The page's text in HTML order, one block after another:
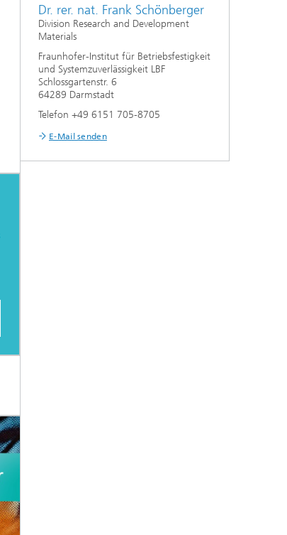
Dr. rer. nat. Frank Schönberger
Division Research and Development
Materials
Fraunhofer-Institut für Betriebsfestigkeit
und Systemzuverlässigkeit LBF
Schlossgartenstr. 6
64289 Darmstadt
Telefon +49 6151 705-8705
E-Mail senden